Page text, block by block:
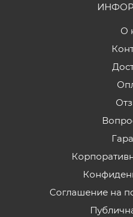
О
Соглашение на